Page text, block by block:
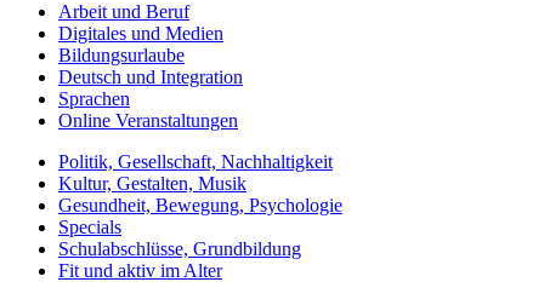
Arbeit und Beruf
Digitales und Medien
Bildungsurlaube
Deutsch und Integration
Sprachen
Online Veranstaltungen
Politik, Gesellschaft, Nachhaltigkeit
Kultur, Gestalten, Musik
Gesundheit, Bewegung, Psychologie
Specials
Schulabschlüsse, Grundbildung
Fit und aktiv im Alter